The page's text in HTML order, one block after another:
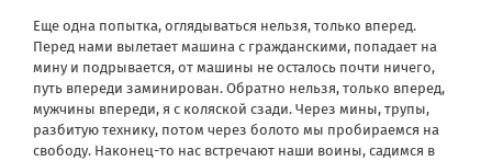
Еще одна попытка, оглядываться нельзя, только вперед.
Перед нами вылетает машина с гражданскими, попадает на
мину и подрывается, от машины не осталось почти ничего,
путь впереди заминирован. Обратно нельзя, только вперед,
мужчины впереди, я с коляской сзади. Через мины, трупы,
разбитую технику, потом через болото мы пробираемся на
свободу. Наконец-то нас встречают наши воины, садимся в